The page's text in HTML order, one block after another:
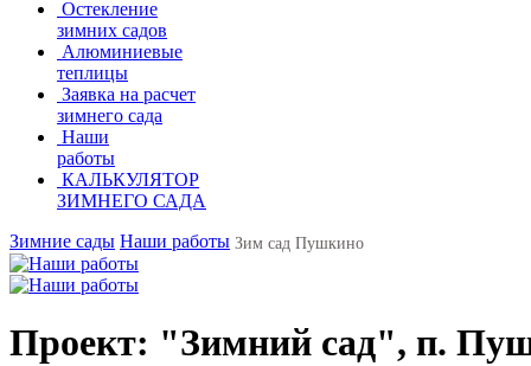
Остекление
зимних садов
Алюминиевые
теплицы
Заявка на расчет
зимнего сада
Наши
работы
КАЛЬКУЛЯТОР
ЗИМНЕГО САДА
Зимние сады Наши работы Зим сад Пушкино
Проект: "Зимний сад", п.